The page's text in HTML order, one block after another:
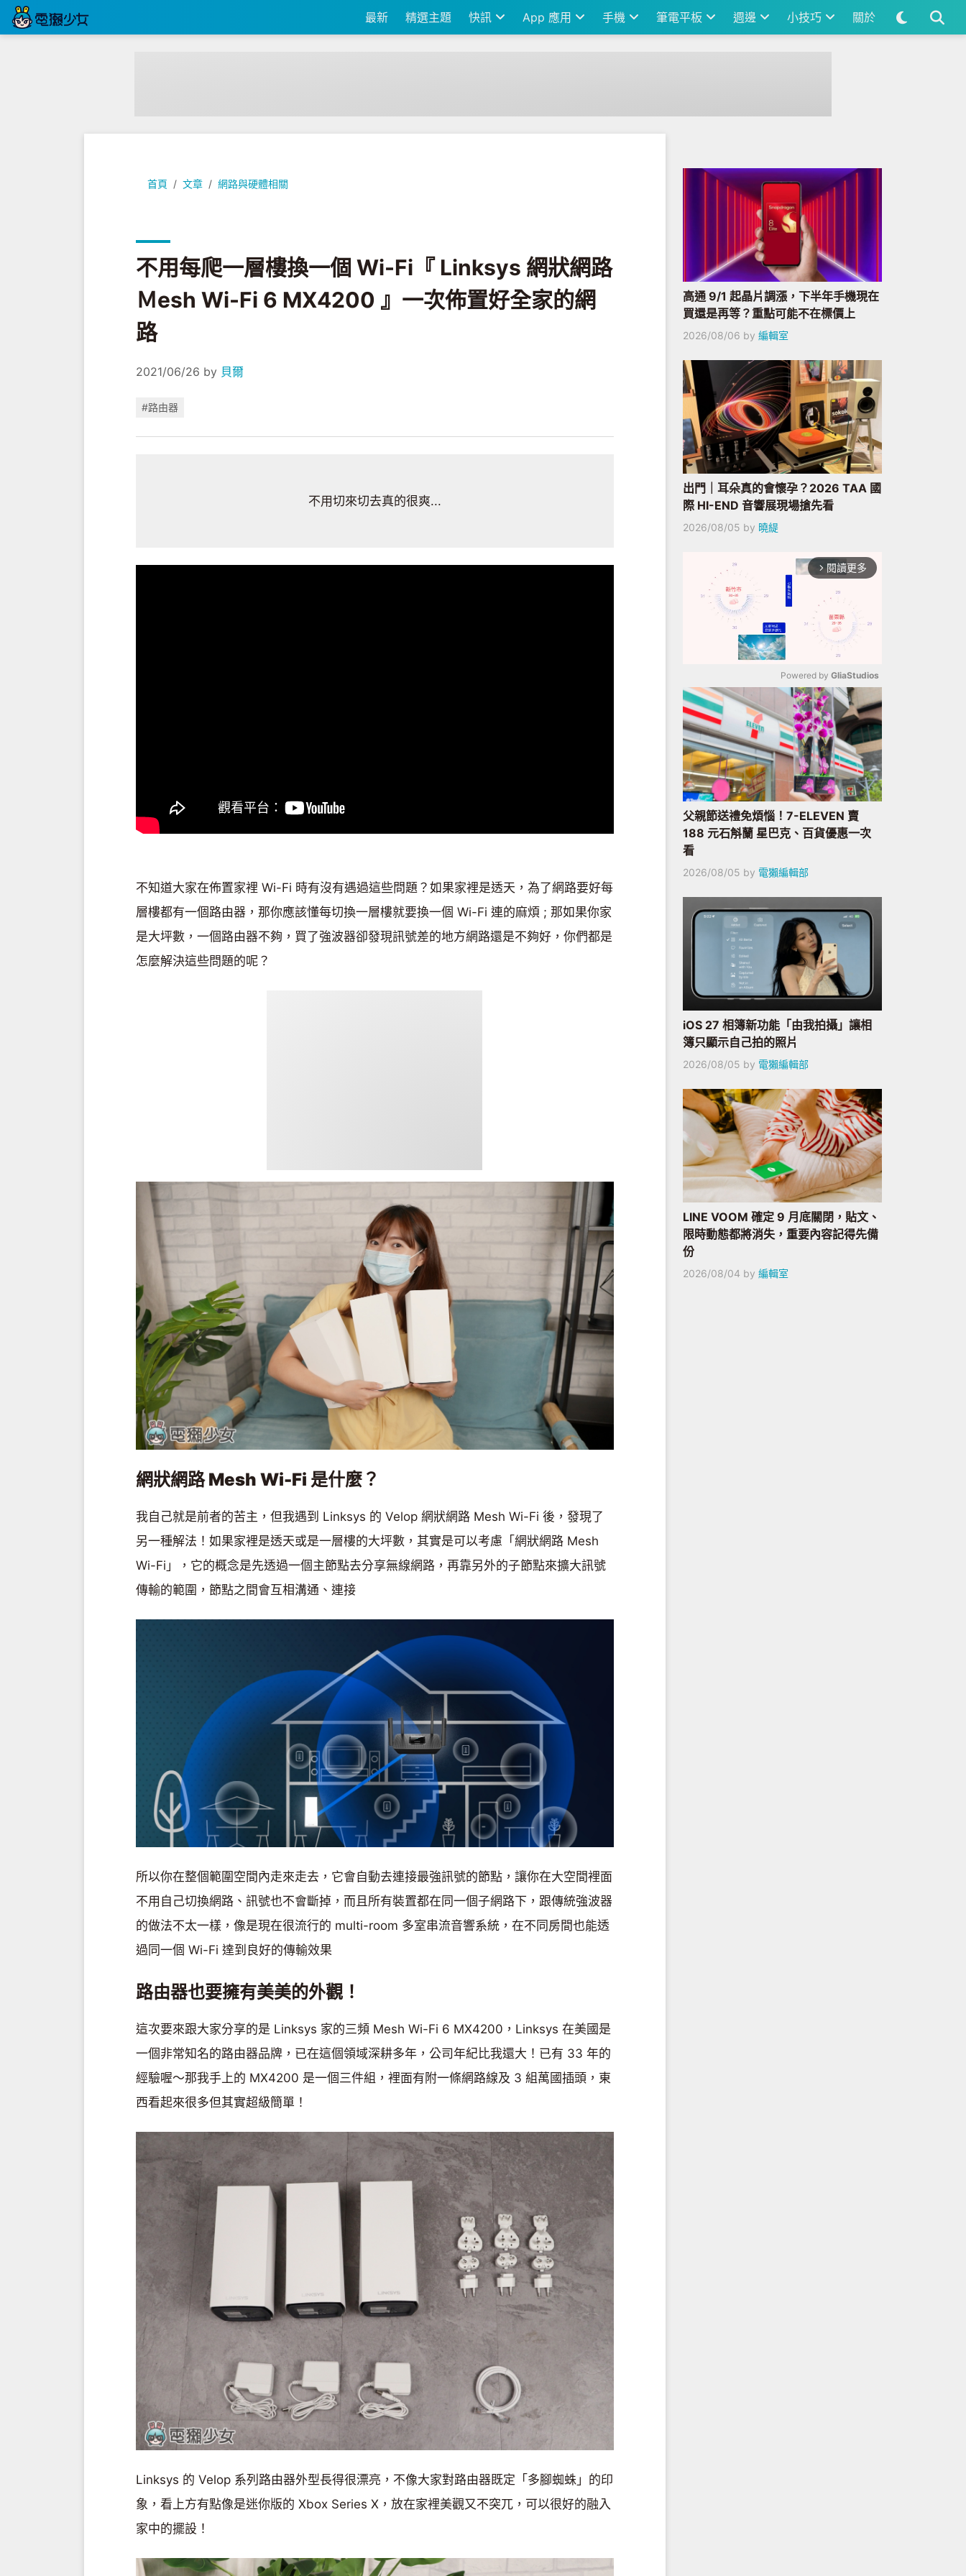
最新 精選主題 快訊 App 應用 手機 筆電平板 週邊 小技巧 關於
首頁 文章 網路與硬體相關
不用每爬一層樓換一個 Wi-Fi『 Linksys 網狀網路 Ｍesh Wi-Fi 6 MX4200 』一次佈置好全家的網路
不用每爬一層樓換一個 Wi-Fi『 Linksys 網狀網路
Ｍesh Wi-Fi 6 MX4200 』一次佈置好全家的網
路
2021/06/26 by 貝爾
#路由器
不用切來切去真的很爽...
不知道大家在佈置家裡 Wi-Fi 時有沒有遇過這些問題？如果家裡是透天，為了網路要好每
層樓都有一個路由器，那你應該懂每切換一層樓就要換一個 Wi-Fi 連的麻煩 ; 那如果你家
是大坪數，一個路由器不夠，買了強波器卻發現訊號差的地方網路還是不夠好，你們都是
怎麼解決這些問題的呢？
網狀網路Mesh Wi-Fi 是什麼？
我自己就是前者的苦主，但我遇到 Linksys 的 Velop 網狀網路 Mesh Wi-Fi 後，發現了
另一種解法！如果家裡是透天或是一層樓的大坪數，其實是可以考慮「網狀網路 Mesh
Wi-Fi」，它的概念是先透過一個主節點去分享無線網路，再靠另外的子節點來擴大訊號
傳輸的範圍，節點之間會互相溝通、連接
所以你在整個範圍空間內走來走去，它會自動去連接最強訊號的節點，讓你在大空間裡面
不用自己切換網路、訊號也不會斷掉，而且所有裝置都在同一個子網路下，跟傳統強波器
的做法不太一樣，像是現在很流行的 multi-room 多室串流音響系統，在不同房間也能透
過同一個 Wi-Fi 達到良好的傳輸效果
路由器也要擁有美美的外觀！
這次要來跟大家分享的是 Linksys 家的三頻 Mesh Wi-Fi 6 MX4200，Linksys 在美國是
一個非常知名的路由器品牌，已在這個領域深耕多年，公司年紀比我還大！已有 33 年的
經驗喔～那我手上的 MX4200 是一個三件組，裡面有附一條網路線及 3 組萬國插頭，東
西看起來很多但其實超級簡單！
Linksys 的 Velop 系列路由器外型長得很漂亮，不像大家對路由器既定「多腳蜘蛛」的印
象，看上方有點像是迷你版的 Xbox Series X，放在家裡美觀又不突兀，可以很好的融入
家中的擺設！
高通 9/1 起晶片調漲，下半年手機現在
買還是再等？重點可能不在標價上
2026/08/06 by 編輯室
出門｜耳朵真的會懷孕？2026 TAA 國
際 HI-END 音響展現場搶先看
2026/08/05 by 曉緹
arrow_forward_ios 閱讀更多
Mute
Powered by GliaStudios
父親節送禮免煩惱！7-ELEVEN 賣
188 元石斛蘭 星巴克、百貨優惠一次
看
2026/08/05 by 電獺編輯部
iOS 27 相簿新功能「由我拍攝」讓相
簿只顯示自己拍的照片
2026/08/05 by 電獺編輯部
LINE VOOM 確定 9 月底關閉，貼文、
限時動態都將消失，重要內容記得先備
份
2026/08/04 by 編輯室